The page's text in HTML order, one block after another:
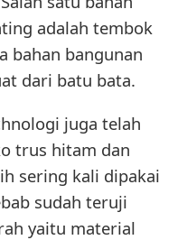
adalah tembok
bahan bangunan
dari batu bata.
juga telah
trus hitam dan
sering kali dipakai
sudah teruji
yaitu material